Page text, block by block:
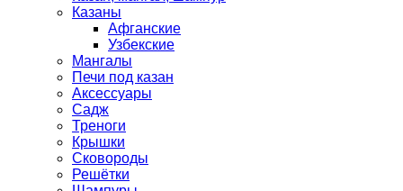
Казаны
Афганские
Узбекские
Мангалы
Печи под казан
Аксессуары
Садж
Треноги
Крышки
Сковороды
Решётки